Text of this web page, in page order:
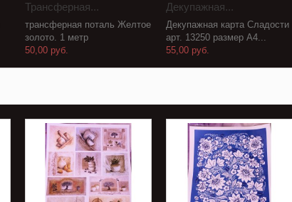
Трансферная...
трансферная поталь Желтое
золото. 1 метр
50,00 руб.
Декупажная...
Декупажная карта Сладости
арт. 13250 размер А4...
55,00 руб.